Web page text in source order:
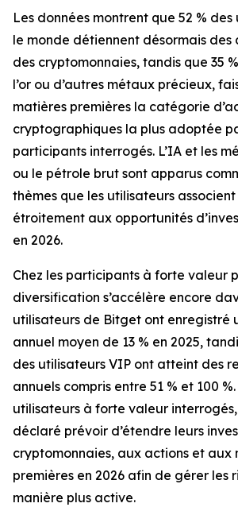
Les données montrent que 52 %
le monde détiennent désormais des
des cryptomonnaies, tandis que 35
l’or ou d’autres métaux précieux,
matières premières la catégorie
cryptographiques la plus adoptée
participants interrogés. L’IA et les
ou le pétrole brut sont apparus
thèmes que les utilisateurs
étroitement aux opportunités
en 2026.
Chez les participants à forte valeur
diversification s’accélère encore
utilisateurs de Bitget ont enregistré
annuel moyen de 13 % en 2025,
des utilisateurs VIP ont atteint des
annuels compris entre 51 % et 100
utilisateurs à forte valeur interrogés,
déclaré prévoir d’étendre leurs
cryptomonnaies, aux actions et aux
premières en 2026 afin de gérer les
manière plus active.